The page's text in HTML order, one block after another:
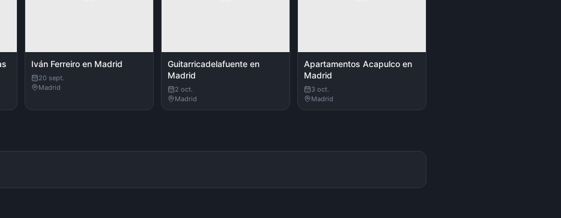
Iván Ferreiro en Madrid
20 sept.
Madrid
Guitarricadelafuente en
Madrid
2 oct.
Madrid
Apartamentos Acapulco en
Madrid
3 oct.
Madrid